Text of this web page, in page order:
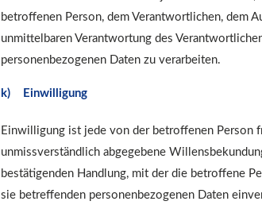
betroffenen Person, dem Verantwortlichen, dem
unmittelbaren Verantwortung des
personenbezogenen Daten zu verarbeiten.
k) Einwilligung
Einwilligung ist jede von der betroffenen Person
unmissverständlich abgegebene
bestätigenden Handlung, mit der die betroffene
sie betreffenden personenbezogenen Daten